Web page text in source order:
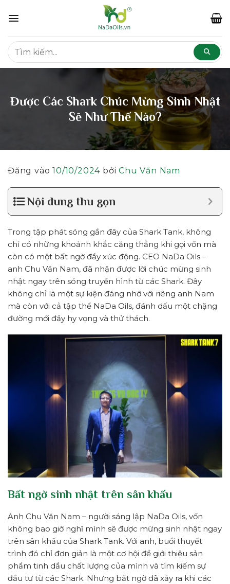
qua
dung
Được Các Shark Chúc Mừng Sinh Nhật
Sẽ Như Thế Nào?
Đăng vào10/10/2024 bởiChu Văn Nam
Nội dung thu gọn
Trong tập phát sóng gần đây của Shark Tank, không
chỉ có những khoảnh khắc căng thẳng khi gọi vốn mà
còn có một bất ngờ đầy xúc động. CEO NaDa Oils –
anh Chu Văn Nam, đã nhận được lời chúc mừng sinh
nhật ngay trên sóng truyền hình từ các Shark. Đây
không chỉ là một sự kiện đáng nhớ với riêng anh Nam
mà còn với cả tập thể NaDa Oils, đánh dấu một chặng
đường mới đầy hy vọng và thử thách.
Bất ngờ sinh nhật trên sân khấu
Anh Chu Văn Nam – người sáng lập NaDa Oils, vốn
không bao giờ nghĩ mình sẽ được mừng sinh nhật ngay
trên sân khấu của Shark Tank. Với anh, buổi thuyết
trình đó chỉ đơn giản là một cơ hội để giới thiệu sản
phẩm tinh dầu chất lượng của mình và tìm kiếm sự
đầu tư từ các Shark. Nhưng bất ngờ đã xảy ra khi các